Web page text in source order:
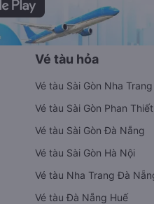
Vé tàu hỏa
Vé tàu Sài Gòn Nha Trang
Vé tàu Sài Gòn Phan Thiết
Vé tàu Sài Gòn Đà Nẵng
Vé tàu Sài Gòn Hà Nội
Vé tàu Nha Trang Đà
Vé tàu Đà Nẵng Huế